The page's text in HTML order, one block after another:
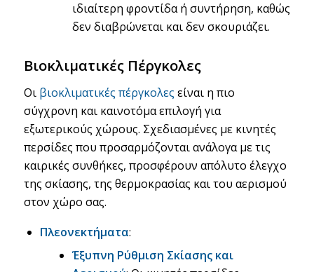
ιδιαίτερη φροντίδα ή συντήρηση, καθώς
δεν διαβρώνεται και δεν σκουριάζει.
Βιοκλιματικές Πέργκολες
Οι βιοκλιματικές πέργκολες είναι η πιο
σύγχρονη και καινοτόμα επιλογή για
εξωτερικούς χώρους. Σχεδιασμένες με κινητές
περσίδες που προσαρμόζονται ανάλογα με τις
καιρικές συνθήκες, προσφέρουν απόλυτο έλεγχο
της σκίασης, της θερμοκρασίας και του αερισμού
στον χώρο σας.
Πλεονεκτήματα:
Έξυπνη Ρύθμιση Σκίασης και